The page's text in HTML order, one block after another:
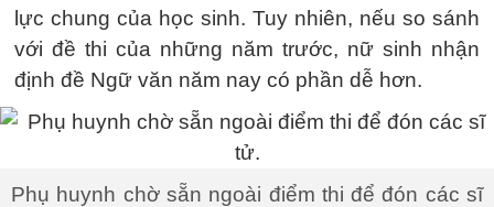
lực chung của học sinh. Tuy nhiên, nếu so sánh
với đề thi của những năm trước, nữ sinh nhận
định đề Ngữ văn năm nay có phần dễ hơn.
Phụ huynh chờ sẵn ngoài điểm thi để đón các sĩ